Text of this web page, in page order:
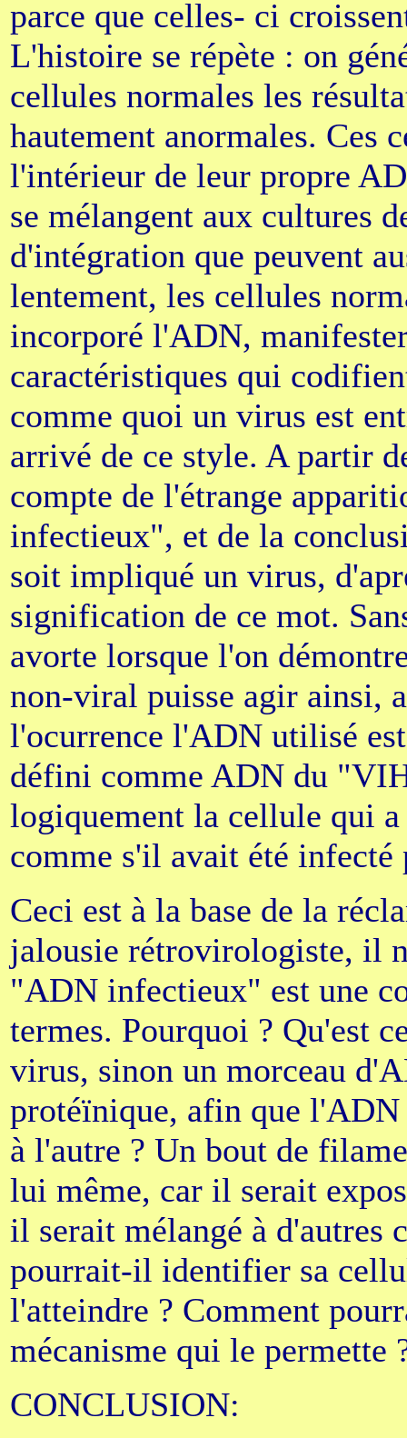
parce que celles- ci
L'histoire se répète : on
cellules normales les
hautement anormales. Ces
l'intérieur de leur propre
se mélangent aux cultures
d'intégration que peuvent
lentement, les cellules
incorporé l'ADN,
caractéristiques qui
comme quoi un virus est
arrivé de ce style. A partir
compte de l'étrange
infectieux", et de la
soit impliqué un virus,
signification de ce mot.
avorte lorsque l'on
non-viral puisse agir ainsi,
l'ocurrence l'ADN utilisé
défini comme ADN du
logiquement la cellule qui
comme s'il avait été
Ceci est à la base de la
jalousie rétrovirologiste, il
"ADN infectieux" est une
termes. Pourquoi ? Qu'est
virus, sinon un morceau
protéïnique, afin que l'ADN
à l'autre ? Un bout de
lui même, car il serait
il serait mélangé à d'autres
pourrait-il identifier sa
l'atteindre ? Comment
mécanisme qui le permette
CONCLUSION: